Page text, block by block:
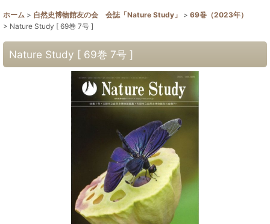
ホーム > 自然史博物館友の会 会誌「Nature Study」 > 69巻（2023年）
> Nature Study [ 69巻 7号 ]
Nature Study [ 69巻 7号 ]